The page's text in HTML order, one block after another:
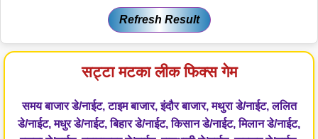
Refresh Result
सट्टा मटका लीक फिक्स गेम
समय बाजार डे/नाईट, टाइम बाजार, इंदौर बाजार, मथुरा डे/नाईट, ललित
डे/नाईट, मधुर डे/नाईट, बिहार डे/नाईट, किसान डे/नाईट, मिलान डे/नाईट,